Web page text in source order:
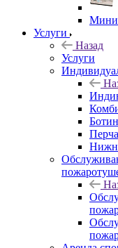
Услуги
Назад
Услуги